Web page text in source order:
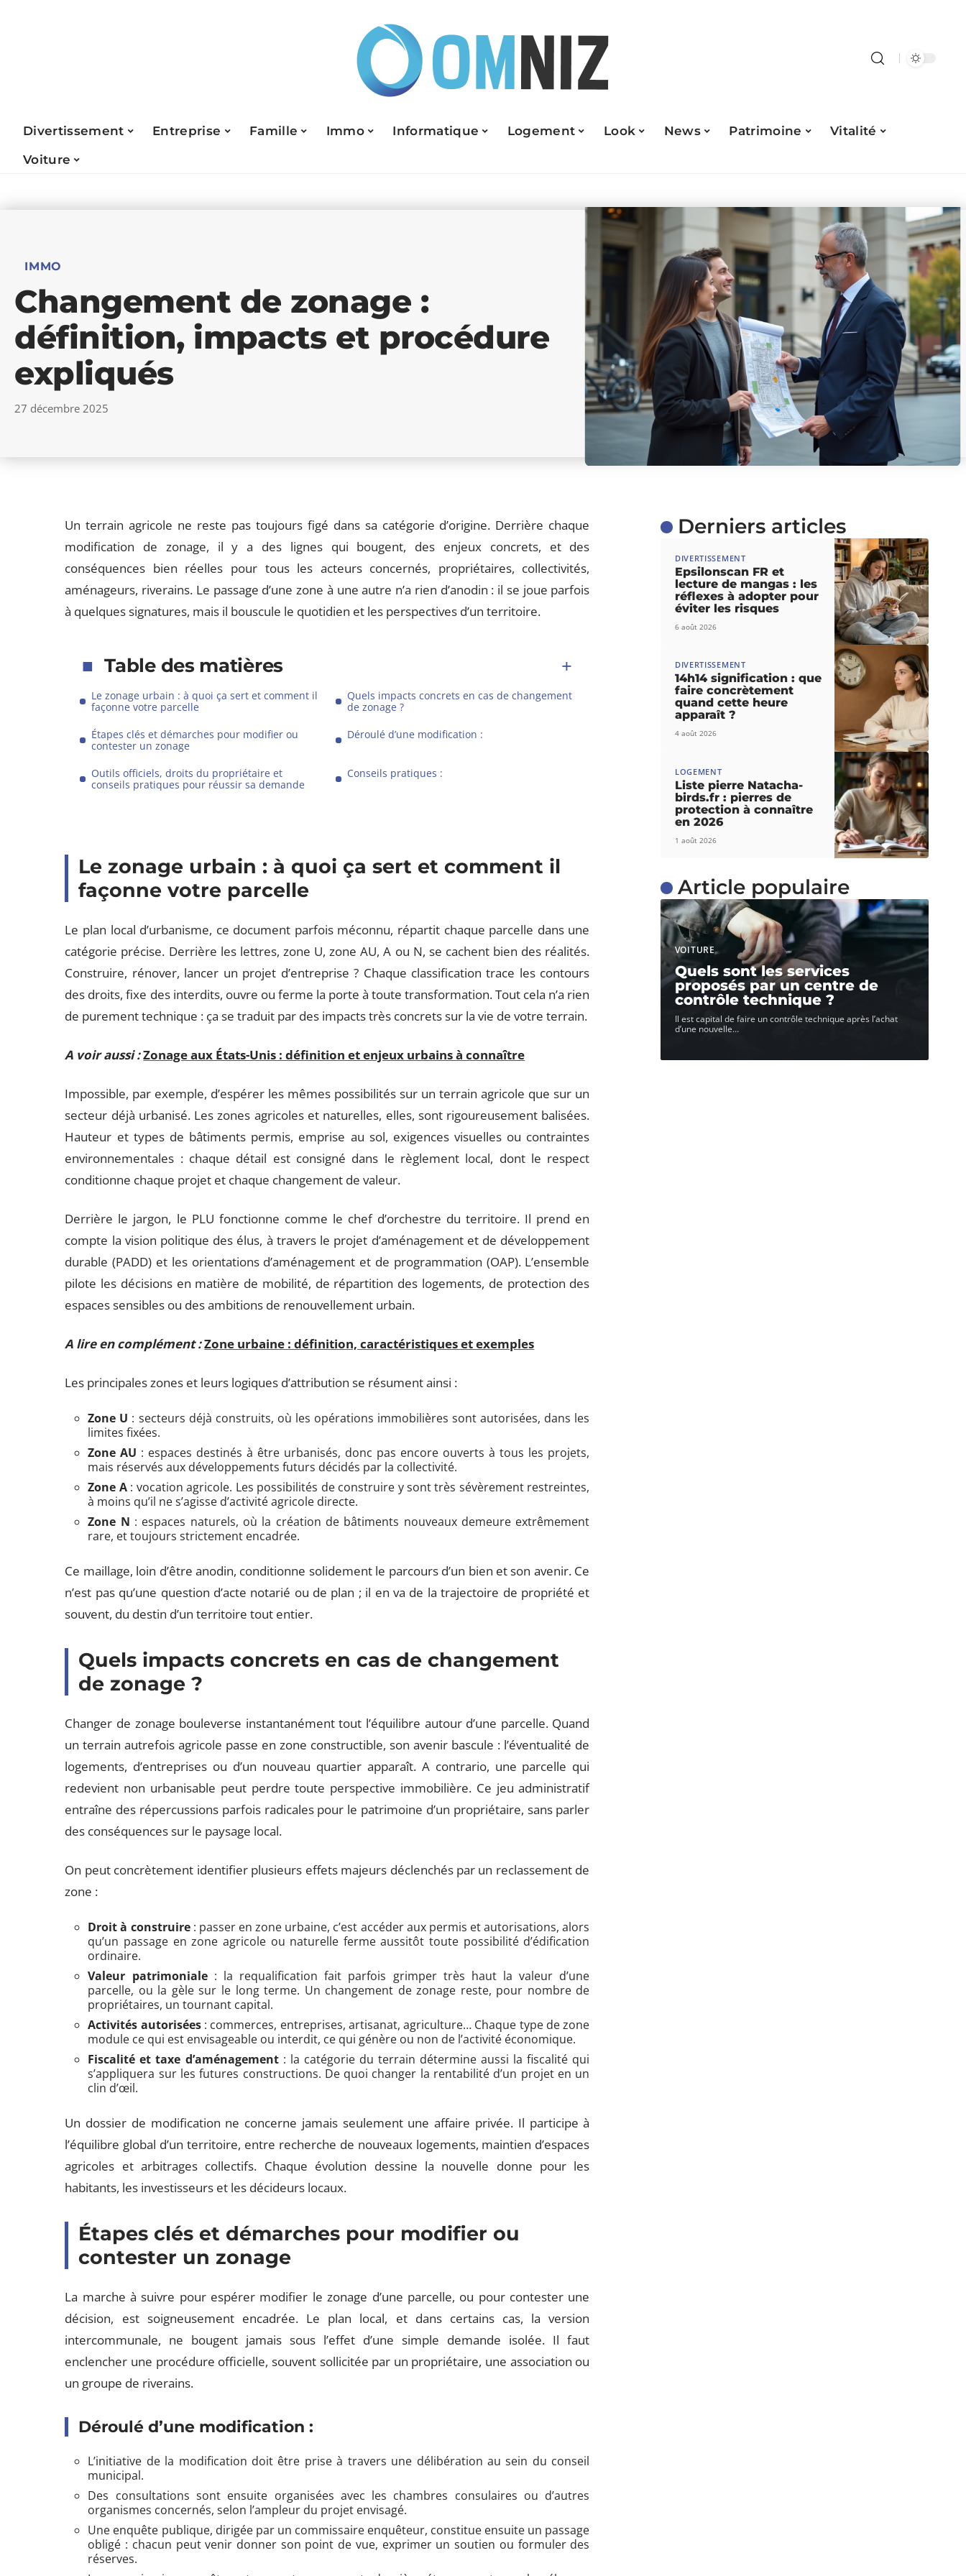
Divertissement Entreprise Famille Immo Informatique Logement Look News Patrimoine
Vitalité
Voiture
IMMO
Changement de zonage :
définition, impacts et procédure
expliqués
27 décembre 2025
Un terrain agricole ne reste pas toujours figé dans sa catégorie d’origine. Derrière chaque
modification de zonage, il y a des lignes qui bougent, des enjeux concrets, et des
conséquences bien réelles pour tous les acteurs concernés, propriétaires, collectivités,
aménageurs, riverains. Le passage d’une zone à une autre n’a rien d’anodin : il se joue parfois
à quelques signatures, mais il bouscule le quotidien et les perspectives d’un territoire.
Table des matières
Le zonage urbain : à quoi ça sert et comment il
façonne votre parcelle
Quels impacts concrets en cas de changement
de zonage ?
Étapes clés et démarches pour modifier ou
contester un zonage
Déroulé d’une modification :
Outils officiels, droits du propriétaire et
conseils pratiques pour réussir sa demande
Conseils pratiques :
Le zonage urbain : à quoi ça sert et comment il
façonne votre parcelle
Le plan local d’urbanisme, ce document parfois méconnu, répartit chaque parcelle dans une
catégorie précise. Derrière les lettres, zone U, zone AU, A ou N, se cachent bien des réalités.
Construire, rénover, lancer un projet d’entreprise ? Chaque classification trace les contours
des droits, fixe des interdits, ouvre ou ferme la porte à toute transformation. Tout cela n’a rien
de purement technique : ça se traduit par des impacts très concrets sur la vie de votre terrain.
A voir aussi :Zonage aux États-Unis : définition et enjeux urbains à connaître
Impossible, par exemple, d’espérer les mêmes possibilités sur un terrain agricole que sur un
secteur déjà urbanisé. Les zones agricoles et naturelles, elles, sont rigoureusement balisées.
Hauteur et types de bâtiments permis, emprise au sol, exigences visuelles ou contraintes
environnementales : chaque détail est consigné dans le règlement local, dont le respect
conditionne chaque projet et chaque changement de valeur.
Derrière le jargon, le PLU fonctionne comme le chef d’orchestre du territoire. Il prend en
compte la vision politique des élus, à travers le projet d’aménagement et de développement
durable (PADD) et les orientations d’aménagement et de programmation (OAP). L’ensemble
pilote les décisions en matière de mobilité, de répartition des logements, de protection des
espaces sensibles ou des ambitions de renouvellement urbain.
A lire en complément :Zone urbaine : définition, caractéristiques et exemples
Les principales zones et leurs logiques d’attribution se résument ainsi :
Zone U : secteurs déjà construits, où les opérations immobilières sont autorisées, dans les
limites fixées.
Zone AU : espaces destinés à être urbanisés, donc pas encore ouverts à tous les projets,
mais réservés aux développements futurs décidés par la collectivité.
Zone A: vocation agricole. Les possibilités de construire y sont très sévèrement restreintes,
à moins qu’il ne s’agisse d’activité agricole directe.
Zone N : espaces naturels, où la création de bâtiments nouveaux demeure extrêmement
rare, et toujours strictement encadrée.
Ce maillage, loin d’être anodin, conditionne solidement le parcours d’un bien et son avenir. Ce
n’est pas qu’une question d’acte notarié ou de plan ; il en va de la trajectoire de propriété et
souvent, du destin d’un territoire tout entier.
Quels impacts concrets en cas de changement
de zonage ?
Changer de zonage bouleverse instantanément tout l’équilibre autour d’une parcelle. Quand
un terrain autrefois agricole passe en zone constructible, son avenir bascule : l’éventualité de
logements, d’entreprises ou d’un nouveau quartier apparaît. A contrario, une parcelle qui
redevient non urbanisable peut perdre toute perspective immobilière. Ce jeu administratif
entraîne des répercussions parfois radicales pour le patrimoine d’un propriétaire, sans parler
des conséquences sur le paysage local.
On peut concrètement identifier plusieurs effets majeurs déclenchés par un reclassement de
zone :
Droit à construire: passer en zone urbaine, c’est accéder aux permis et autorisations, alors
qu’un passage en zone agricole ou naturelle ferme aussitôt toute possibilité d’édification
ordinaire.
Valeur patrimoniale: la requalification fait parfois grimper très haut la valeur d’une
parcelle, ou la gèle sur le long terme. Un changement de zonage reste, pour nombre de
propriétaires, un tournant capital.
Activités autorisées: commerces, entreprises, artisanat, agriculture… Chaque type de zone
module ce qui est envisageable ou interdit, ce qui génère ou non de l’activité économique.
Fiscalité et taxe d’aménagement: la catégorie du terrain détermine aussi la fiscalité qui
s’appliquera sur les futures constructions. De quoi changer la rentabilité d’un projet en un
clin d’œil.
Un dossier de modification ne concerne jamais seulement une affaire privée. Il participe à
l’équilibre global d’un territoire, entre recherche de nouveaux logements, maintien d’espaces
agricoles et arbitrages collectifs. Chaque évolution dessine la nouvelle donne pour les
habitants, les investisseurs et les décideurs locaux.
Étapes clés et démarches pour modifier ou
contester un zonage
La marche à suivre pour espérer modifier le zonage d’une parcelle, ou pour contester une
décision, est soigneusement encadrée. Le plan local, et dans certains cas, la version
intercommunale, ne bougent jamais sous l’effet d’une simple demande isolée. Il faut
enclencher une procédure officielle, souvent sollicitée par un propriétaire, une association ou
un groupe de riverains.
Déroulé d’une modification :
L’initiative de la modification doit être prise à travers une délibération au sein du conseil
municipal.
Des consultations sont ensuite organisées avec les chambres consulaires ou d’autres
organismes concernés, selon l’ampleur du projet envisagé.
Une enquête publique, dirigée par un commissaire enquêteur, constitue ensuite un passage
obligé : chacun peut venir donner son point de vue, exprimer un soutien ou formuler des
réserves.
Derniers articles
DIVERTISSEMENT
Epsilonscan FR et
lecture de mangas : les
réflexes à adopter pour
éviter les risques
6 août 2026
DIVERTISSEMENT
14h14 signification : que
faire concrètement
quand cette heure
apparaît ?
4 août 2026
LOGEMENT
Liste pierre Natacha-
birds.fr : pierres de
protection à connaître
en 2026
1 août 2026
Article populaire
VOITURE
Quels sont les services
proposés par un centre de
contrôle technique ?
Il est capital de faire un contrôle technique après l’achat
d’une nouvelle…